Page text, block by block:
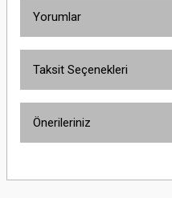
Yorumlar
Taksit Seçenekleri
Önerileriniz
yetersiz gördüğünüz noktaları